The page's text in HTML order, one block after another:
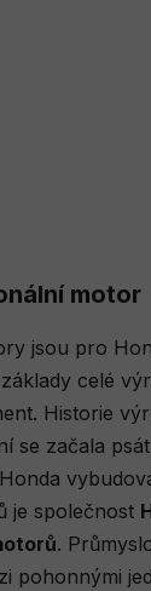
motor
jsou pro
celé
Historie
se začala
je společnost
.
pohonnými